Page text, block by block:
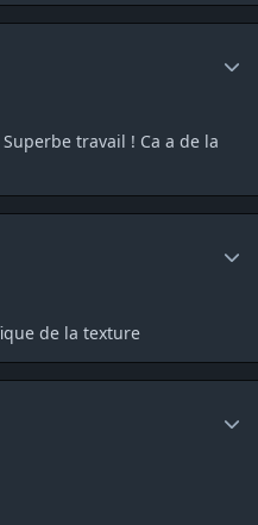
travail ! Ca a de la
de la texture